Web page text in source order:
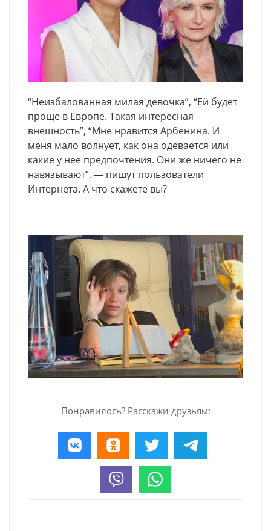
“Неизбалованная милая девочка”, “Ей будет
проще в Европе. Такая интересная
внешность”, “Мне нравится Арбенина. И
меня мало волнует, как она одевается или
какие у нее предпочтения. Они же ничего не
навязывают”, — пишут пользователи
Интернета. А что скажете вы?
Понравилось? Расскажи друзьям: